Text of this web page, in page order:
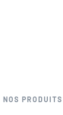
NOS PRODUITS